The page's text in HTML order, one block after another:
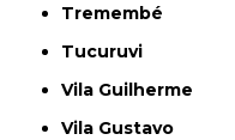
Tremembé
Tucuruvi
Vila Guilherme
Vila Gustavo